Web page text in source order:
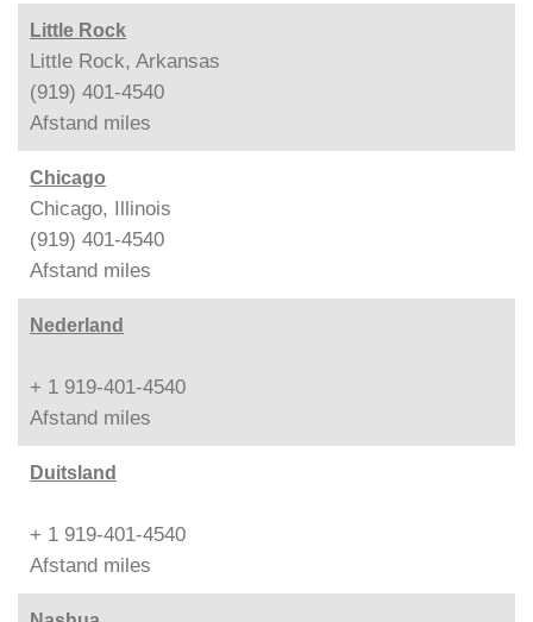
Little Rock
Little Rock, Arkansas
(919) 401-4540
Afstand miles
Chicago
Chicago, Illinois
(919) 401-4540
Afstand miles
Nederland
+ 1 919-401-4540
Afstand miles
Duitsland
+ 1 919-401-4540
Afstand miles